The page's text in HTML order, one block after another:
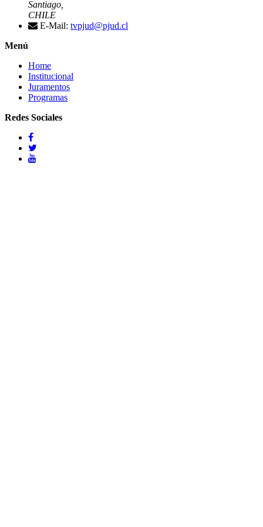
Santiago,
CHILE
E-Mail: tvpjud@pjud.cl
Menú
Home
Institucional
Juramentos
Programas
Redes Sociales